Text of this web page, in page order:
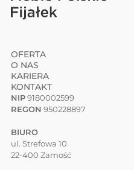
OFERTA
O NAS
KARIERA
KONTAKT
NIP 9180002599
REGON 950228897
BIURO
ul. Strefowa 10
22-400 Zamość